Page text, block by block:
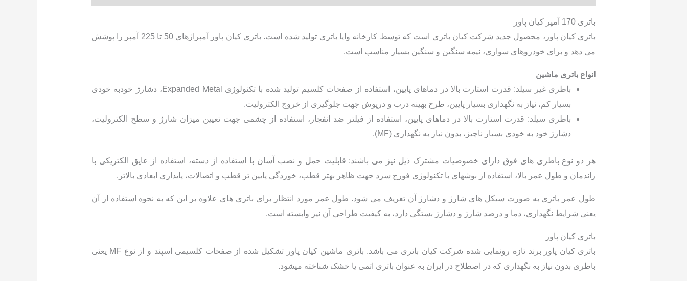
باتری 170 آمپر کیان پاور
باتری کیان پاور، محصول جدید شرکت کیان باتری است که توسط کارخانه وایا باتری تولید شده است. باتری کیان پاور آمپراژهای 50 تا 225 آمپر را پوشش
می دهد و برای خودروهای سواری، نیمه سنگین و سنگین بسیار مناسب است.
انواع باتری ماشین
باطری غیر سیلد: قدرت استارت بالا در دماهای پایین، استفاده از صفحات کلسیم تولید شده با تکنولوژی Expanded Metal، دشارژ خودبه خودی
بسیار کم، نیاز به نگهداری بسیار پایین، طرح بهینه درب و درپوش جهت جلوگیری از خروج الکترولیت.
باطری سیلد: قدرت استارت بالا در دماهای پایین، استفاده از فیلتر ضد انفجار، استفاده از چشمی جهت تعیین میزان شارژ و سطح الکترولیت،
دشارژ خود به خودی بسیار ناچیز، بدون نیاز به نگهداری (MF).
هر دو نوع باطری های فوق دارای خصوصیات مشترک ذیل نیز می باشند: قابلیت حمل و نصب آسان با استفاده از دسته، استفاده از عایق الکتریکی با
راندمان و طول عمر بالا، استفاده از بوشهای با تکنولوژی فورج سرد جهت ظاهر بهتر قطب، خوردگی پایین تر قطب و اتصالات، پایداری ابعادی بالاتر.
طول عمر باتری به صورت سیکل های شارژ و دشارژ آن تعریف می شود. طول عمر مورد انتظار برای باتری های علاوه بر این که به نحوه استفاده از آن
یعنی شرایط نگهداری، دما و درصد شارژ و دشارژ بستگی دارد، به کیفیت طراحی آن نیز وابسته است.
باتری کیان پاور
باتری کیان پاور برند تازه رونمایی شده شرکت کیان باتری می باشد. باتری ماشین کیان پاور تشکیل شده از صفحات کلسیمی اسپند و از نوع MF یعنی
باطری بدون نیاز به نگهداری که در اصطلاح در ایران به عنوان باتری اتمی یا خشک شناخته میشود.